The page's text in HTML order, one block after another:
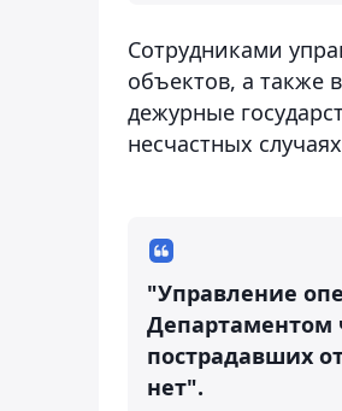
Сотрудниками
объектов, а также
дежурные
несчастных
"Управление
Департаментом
пострадавших
нет".